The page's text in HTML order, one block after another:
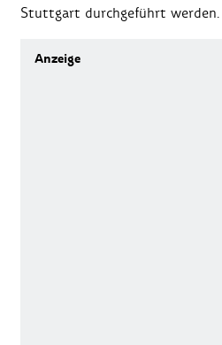
Stuttgart durchgeführt werden.